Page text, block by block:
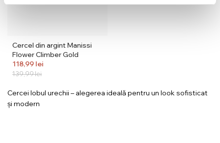
Cercel din argint Manissi
Flower Climber Gold
139,99lei
118,99 lei
Cercei lobul urechii – alegerea ideală pentru un look sofisticat
și modern